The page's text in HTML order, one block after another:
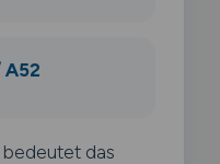
bedeutet das